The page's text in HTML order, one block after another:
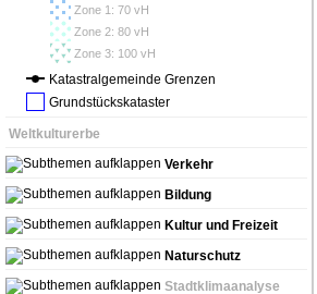
Zone 1: 70 vH
Zone 2: 80 vH
Zone 3: 100 vH
Katastralgemeinde Grenzen
Grundstückskataster
Weltkulturerbe
Verkehr
Bildung
Kultur und Freizeit
Naturschutz
Stadtklimaanalyse